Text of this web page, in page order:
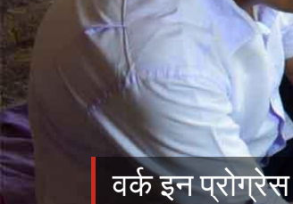
वर्क इन प्रोग्रेस